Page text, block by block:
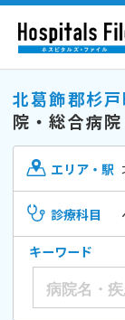
北葛飾郡杉
院・総合病
エリア・駅
診療科目
キーワード